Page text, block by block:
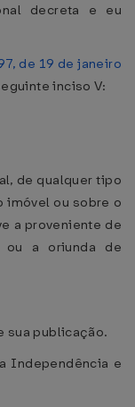
decreta e eu
de 19 de janeiro
inciso V:
de qualquer tipo
imóvel ou sobre o
a proveniente de
ou a oriunda de
sua publicação.
Independência e